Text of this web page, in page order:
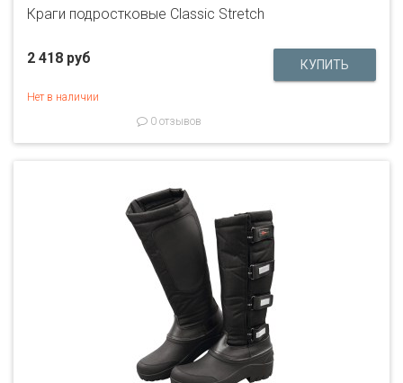
Краги подростковые Classic Stretch
2 418 руб
Нет в наличии
0 отзывов